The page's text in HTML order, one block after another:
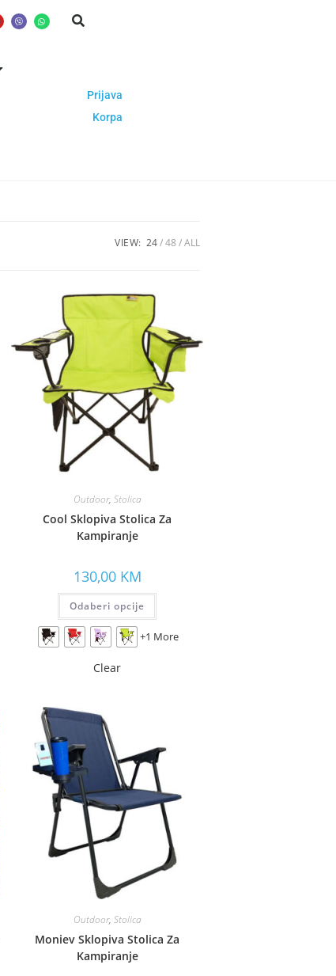
Prijava
Korpa
VIEW: 24 48 ALL
Outdoor, Stolica
Cool Sklopiva Stolica Za
Kampiranje
130,00 KM
Odaberi opcije
+1 More
Clear
Outdoor, Stolica
Moniev Sklopiva Stolica Za
Kampiranje